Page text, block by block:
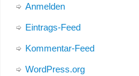
Anmelden
Eintrags-Feed
Kommentar-Feed
WordPress.org